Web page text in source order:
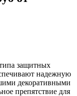
защитных
надежную
декоративными
препятствие для